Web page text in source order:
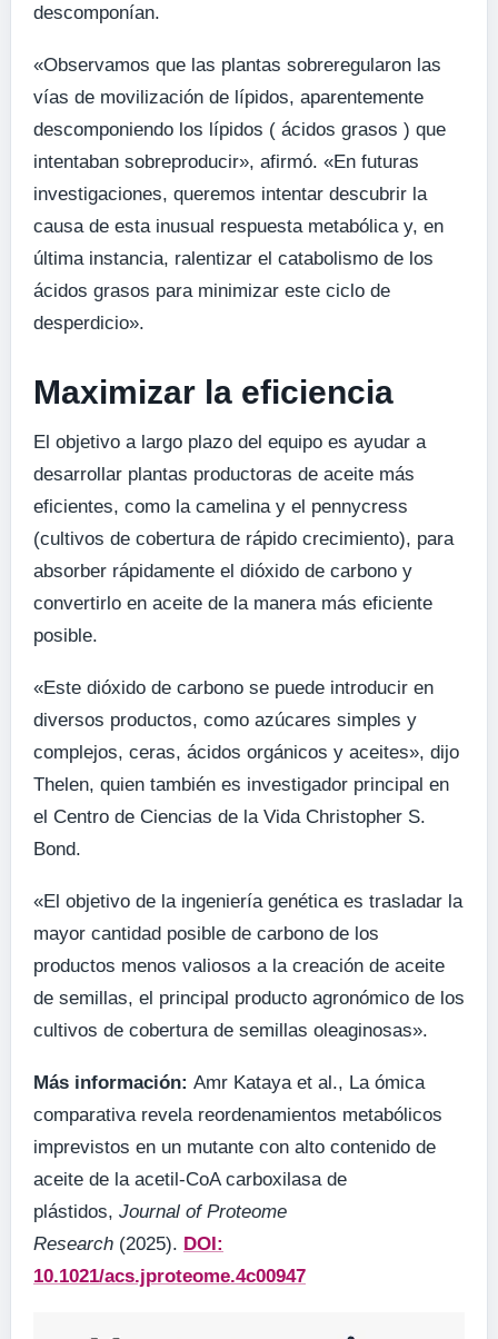
descomponían.
«Observamos que las plantas sobreregularon las
vías de movilización de lípidos, aparentemente
descomponiendo los lípidos ( ácidos grasos ) que
intentaban sobreproducir», afirmó. «En futuras
investigaciones, queremos intentar descubrir la
causa de esta inusual respuesta metabólica y, en
última instancia, ralentizar el catabolismo de los
ácidos grasos para minimizar este ciclo de
desperdicio».
Maximizar la eficiencia
El objetivo a largo plazo del equipo es ayudar a
desarrollar plantas productoras de aceite más
eficientes, como la camelina y el pennycress
(cultivos de cobertura de rápido crecimiento), para
absorber rápidamente el dióxido de carbono y
convertirlo en aceite de la manera más eficiente
posible.
«Este dióxido de carbono se puede introducir en
diversos productos, como azúcares simples y
complejos, ceras, ácidos orgánicos y aceites», dijo
Thelen, quien también es investigador principal en
el Centro de Ciencias de la Vida Christopher S.
Bond.
«El objetivo de la ingeniería genética es trasladar la
mayor cantidad posible de carbono de los
productos menos valiosos a la creación de aceite
de semillas, el principal producto agronómico de los
cultivos de cobertura de semillas oleaginosas».
Más información: Amr Kataya et al., La ómica
comparativa revela reordenamientos metabólicos
imprevistos en un mutante con alto contenido de
aceite de la acetil-CoA carboxilasa de
plástidos, Journal of Proteome
Research (2025). DOI:
10.1021/acs.jproteome.4c00947